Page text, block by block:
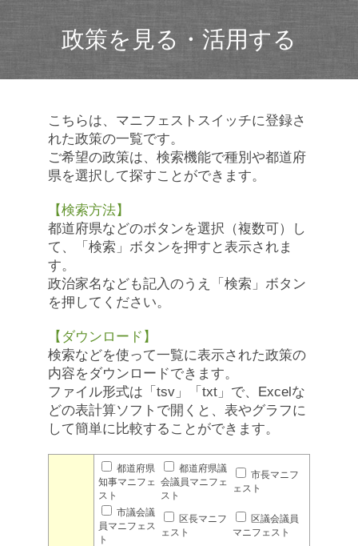
政策を見る・活用する
こちらは、マニフェストスイッチに登録さ
れた政策の一覧です。
ご希望の政策は、検索機能で種別や都道府
県を選択して探すことができます。
【検索方法】
都道府県などのボタンを選択（複数可）し
て、「検索」ボタンを押すと表示されま
す。
政治家名なども記入のうえ「検索」ボタン
を押してください。
【ダウンロード】
検索などを使って一覧に表示された政策の
内容をダウンロードできます。
ファイル形式は「tsv」「txt」で、Excelな
どの表計算ソフトで開くと、表やグラフに
して簡単に比較することができます。
都道府県
知事マニフェ
スト
都道府県議
会議員マニフェ
スト
市長マニフ
ェスト
市議会議
員マニフェス
ト
区長マニフ
ェスト
区議会議員
マニフェスト